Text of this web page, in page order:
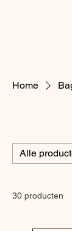
Home
Alle
30 producten